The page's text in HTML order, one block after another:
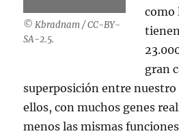
© Kbradnam / CC-BY-
SA-2.5.
como
gran
superposición entre nuestro
ellos, con muchos genes
menos las mismas